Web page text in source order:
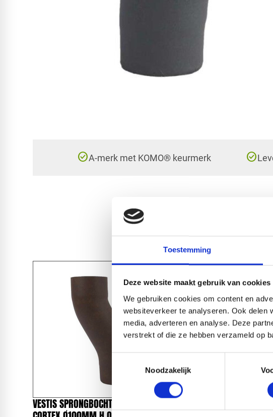
Toestemming
Deze website maakt gebruik van cookies
We gebruiken cookies om content en
websiteverkeer te analyseren. Ook delen
media, adverteren en analyse. Deze
verstrekt of die ze hebben verzameld op
Noodzakelijk
check_circleA-merk met KOMO® keurmerk check_circle
VESTIS SPRONGBOCHT ALU 3DS VESTIS SPRONGBOCHT